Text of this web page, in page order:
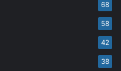
68
58
42
38